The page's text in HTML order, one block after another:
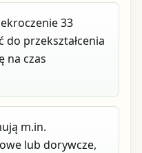
33
do przekształcenia
na czas
m.in.
lub dorywcze,